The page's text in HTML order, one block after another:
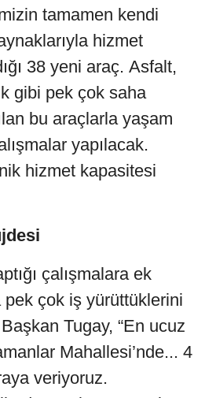
tamamen kendi
hizmet
38 yeni araç. Asfalt,
gibi pek çok saha
bu araçlarla yaşam
yapılacak.
hizmet kapasitesi
çalışmalara ek
pek çok iş yürüttüklerini
Tugay, “En ucuz
Mahallesi’nde... 4
veriyoruz.